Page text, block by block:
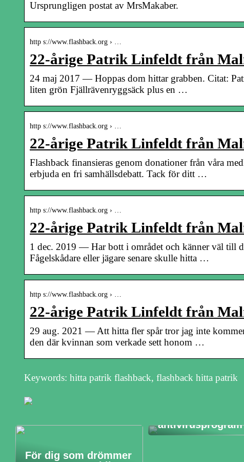
Ursprungligen postat av MrsMakaber.
http s://www.flashback.org › …
22-årige Patrik Linfeldt från
24 maj 2017 — Hoppas dom hittar grabben. Citat:
liten grön Fjällrävenryggsäck plus en …
http s://www.flashback.org › …
22-årige Patrik Linfeldt från
Flashback finansieras genom donationer från våra
erbjuda en fri samhällsdebatt. Tack för ditt …
http s://www.flashback.org › …
22-årige Patrik Linfeldt från
1 dec. 2019 — Har bott i området och känner väl till
Fågelskådare eller jägare senare skulle hitta …
http s://www.flashback.org › …
22-årige Patrik Linfeldt från
29 aug. 2021 — Att hitta fler spår tror jag inte
den där kvinnan som verkade sett honom …
Keywords: hitta patrik flashback, flashback hitta patrik
För dig som drömmer
antivirusprogram